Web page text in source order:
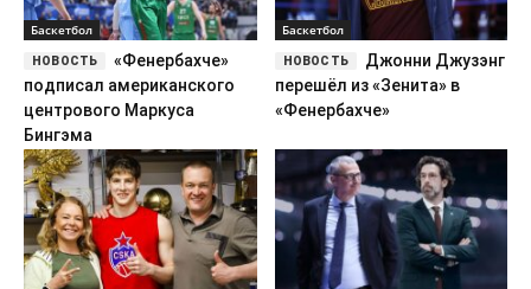
Баскетбол
«Фенербахче»
подписал американского
центрового Маркуса
Бингэма
Баскетбол
Джонни Джузэнг
перешёл из «Зенита» в
«Фенербахче»